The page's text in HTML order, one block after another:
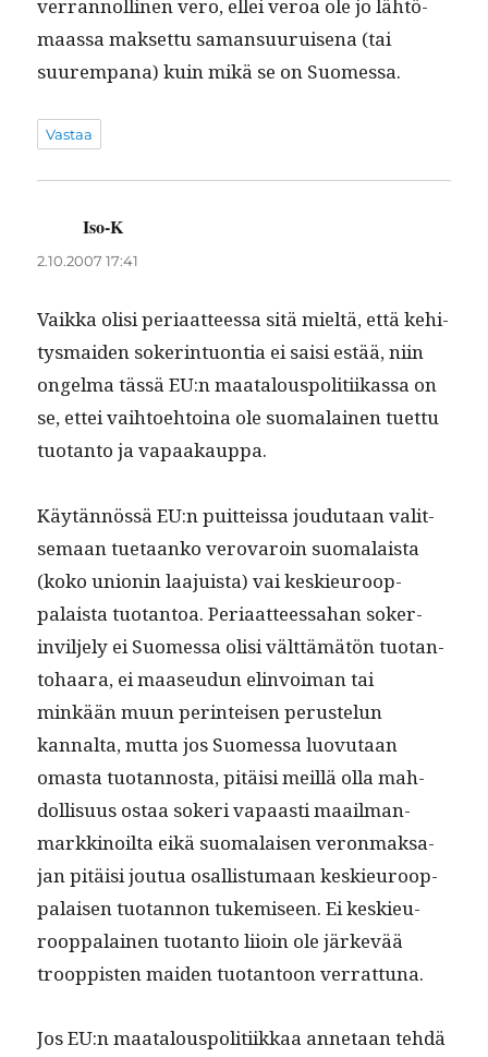
ver­ran­nolli­nen vero, ellei veroa ole jo lähtö­
maas­sa mak­set­tu saman­su­u­ruise­na (tai
suurem­pana) kuin mikä se on Suomessa.
Vastaa
Iso-K
2.10.2007 17:41
Vaik­ka olisi peri­aat­teessa sitä mieltä, että kehi­
tys­maid­en sok­er­in­tuon­tia ei saisi estää, niin
ongel­ma tässä EU:n maat­alous­poli­ti­ikas­sa on
se, ettei vai­h­toe­htoina ole suo­ma­lainen tuet­tu
tuotan­to ja vapaakauppa.
Käytän­nössä EU:n puit­teis­sa joudu­taan val­it­
se­maan tue­taanko verovaroin suo­ma­laista
(koko union­in laa­juista) vai keskieu­roop­
palaista tuotan­toa. Peri­aat­teessa­han sok­er­
invil­je­ly ei Suomes­sa olisi vält­tämätön tuotan­
to­haara, ei maaseudun elin­voiman tai
minkään muun per­in­teisen perustelun
kannal­ta, mut­ta jos Suomes­sa luovu­taan
omas­ta tuotan­nos­ta, pitäisi meil­lä olla mah­
dol­lisu­us ostaa sok­eri vapaasti maail­man­
markki­noil­ta eikä suo­ma­laisen veron­mak­sa­
jan pitäisi joutua osal­lis­tu­maan keskieu­roop­
palaisen tuotan­non tukemiseen. Ei keskieu­
roop­palainen tuotan­to liioin ole järkevää
troop­pis­ten maid­en tuotan­toon verrattuna.
Jos EU:n maat­alous­poli­ti­ikkaa annetaan tehdä